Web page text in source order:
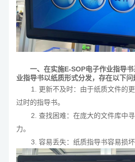
一、在实施E-SOP电子作业指导
业指导书以纸质形式分发，存在以下问
1. 更新不及时：由于纸质文件的
过时的指导书。
2. 查找困难：在庞大的文件库中
力。
3. 容易丢失：纸质指导书容易损坏